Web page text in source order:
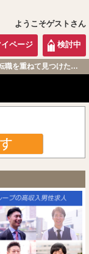
ようこそゲストさん
イページ 検討中
当に働きやすい職場』とは？